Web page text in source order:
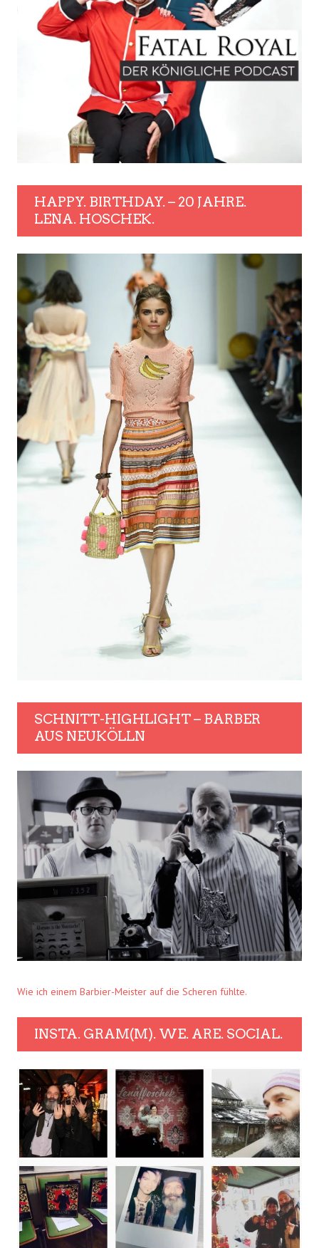
HAPPY. BIRTHDAY. – 20 JAHRE.
LENA. HOSCHEK.
SCHNITT-HIGHLIGHT – BARBER
AUS NEUKÖLLN
Wie ich einem Barbier-Meister auf die Scheren fühlte.
INSTA. GRAM(M). WE. ARE. SOCIAL.